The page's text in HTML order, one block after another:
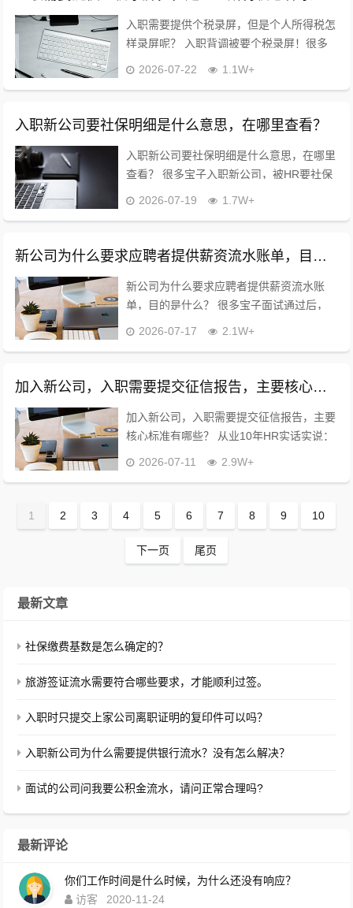
入职需要提供个税录屏，但是个人所得税怎
样录屏呢？ 入职背调被要个税录屏！很多
2026-07-22 1.1W+
入职新公司要社保明细是什么意思，在哪里查看？
入职新公司要社保明细是什么意思，在哪里
查看？ 很多宝子入职新公司，被HR要社保
2026-07-19 1.7W+
新公司为什么要求应聘者提供薪资流水账单，目的是什么？
新公司为什么要求应聘者提供薪资流水账
单，目的是什么？ 很多宝子面试通过后，
2026-07-17 2.1W+
加入新公司，入职需要提交征信报告，主要核心标准有哪些？
加入新公司，入职需要提交征信报告，主要
核心标准有哪些？ 从业10年HR实话实说：
2026-07-11 2.9W+
1 2 3 4 5 6 7 8 9 10
下一页 尾页
最新文章
社保缴费基数是怎么确定的？
旅游签证流水需要符合哪些要求，才能顺利过签。
入职时只提交上家公司离职证明的复印件可以吗？
入职新公司为什么需要提供银行流水？没有怎么解决？
面试的公司问我要公积金流水，请问正常合理吗?
最新评论
你们工作时间是什么时候，为什么还没有响应？
访客
2020-11-24